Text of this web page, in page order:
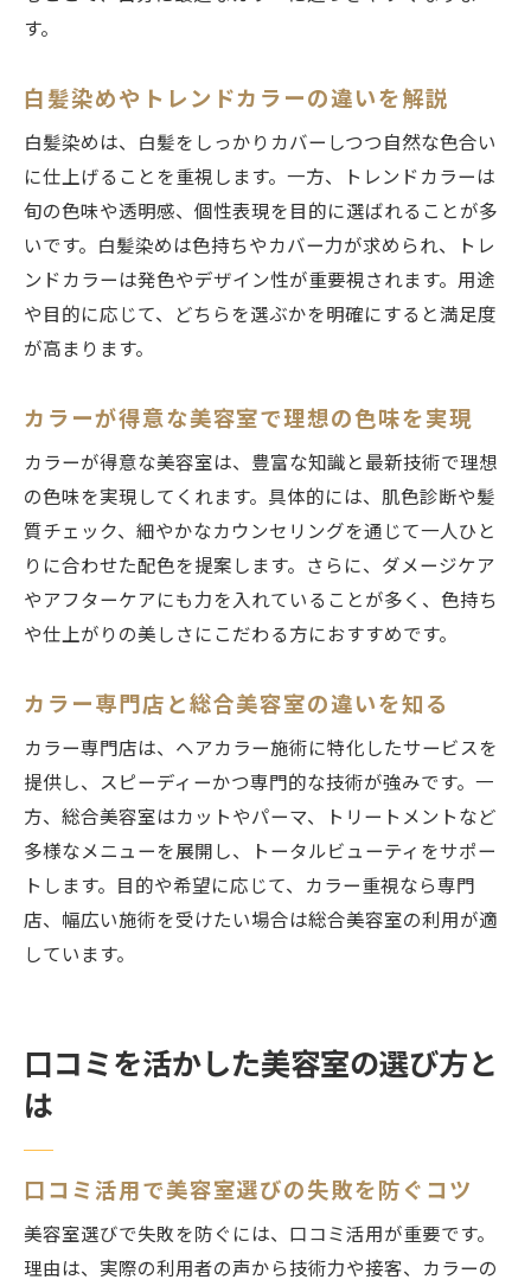
す。
白髪染めやトレンドカラーの違いを解説
白髪染めは、白髪をしっかりカバーしつつ自然な色合い
に仕上げることを重視します。一方、トレンドカラーは
旬の色味や透明感、個性表現を目的に選ばれることが多
いです。白髪染めは色持ちやカバー力が求められ、トレ
ンドカラーは発色やデザイン性が重要視されます。用途
や目的に応じて、どちらを選ぶかを明確にすると満足度
が高まります。
カラーが得意な美容室で理想の色味を実現
カラーが得意な美容室は、豊富な知識と最新技術で理想
の色味を実現してくれます。具体的には、肌色診断や髪
質チェック、細やかなカウンセリングを通じて一人ひと
りに合わせた配色を提案します。さらに、ダメージケア
やアフターケアにも力を入れていることが多く、色持ち
や仕上がりの美しさにこだわる方におすすめです。
カラー専門店と総合美容室の違いを知る
カラー専門店は、ヘアカラー施術に特化したサービスを
提供し、スピーディーかつ専門的な技術が強みです。一
方、総合美容室はカットやパーマ、トリートメントなど
多様なメニューを展開し、トータルビューティをサポー
トします。目的や希望に応じて、カラー重視なら専門
店、幅広い施術を受けたい場合は総合美容室の利用が適
しています。
口コミを活かした美容室の選び方と
は
口コミ活用で美容室選びの失敗を防ぐコツ
美容室選びで失敗を防ぐには、口コミ活用が重要です。
理由は、実際の利用者の声から技術力や接客、カラーの